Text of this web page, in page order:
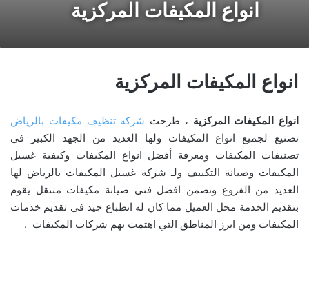
انواع المكيفات المركزية
انواع المكيفات المركزية
انواع المكيفات المركزية ، طرحت شركة تنظيف مكيفات بالرياض
تصنيع لجميع انواع المكيفات ولها العديد من الجهد الكبير في
تصنيفات المكيفات ومعرفة أفضل انواع المكيفات وكيفية غسيل
المكيفات وصيانة التكييف ولـ شركة غسيل المكيفات بالرياض لها
العديد من الفروع وتضمن افضل فنى صيانة مكيفات متنقل يقوم
بتقديم الخدمة محل العميل مما كان له انطباع جيد في تقديم خدمات
المكيفات ومن ابرز المناطق التي اهتمت بهم شركات المكيفات .